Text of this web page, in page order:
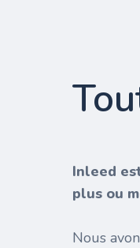
Inleed
plus ou
Nous